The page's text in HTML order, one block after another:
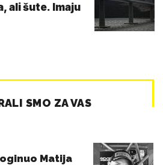
ali šute. Imaju